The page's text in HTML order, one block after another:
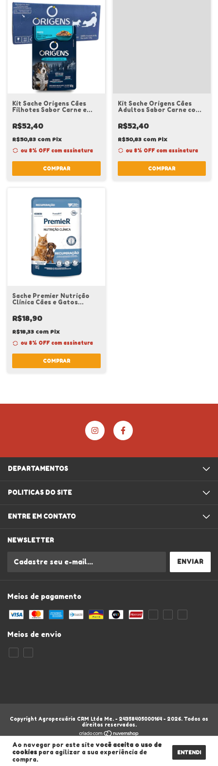
Ao navegar por este site você aceita o uso de
cookies para agilizar a sua experiência de
compra.
ENTENDI
Kit Sache Origens Cães
Filhotes Sabor Carne e
Caixa c/ 18 un
R$52,40
R$50,83 com Pix
ou 8% OFF com assinatura
COMPRAR
Kit Sache Origens Cães
Adultos Sabor Carne com
R$52,40
R$50,83 com Pix
ou 8% OFF com assinatura
COMPRAR
Sache Premier Nutrição
Clínica Cães e Gatos
R$18,90
R$18,33 com Pix
ou 8% OFF com assinatura
COMPRAR
DEPARTAMENTOS
POLITICAS DO SITE
ENTRE EM CONTATO
NEWSLETTER
Meios de pagamento
Meios de envio
Copyright Agropecuária CRM Ltda Me. - 24358405000164 - 2026. Todos os
direitos reservados.